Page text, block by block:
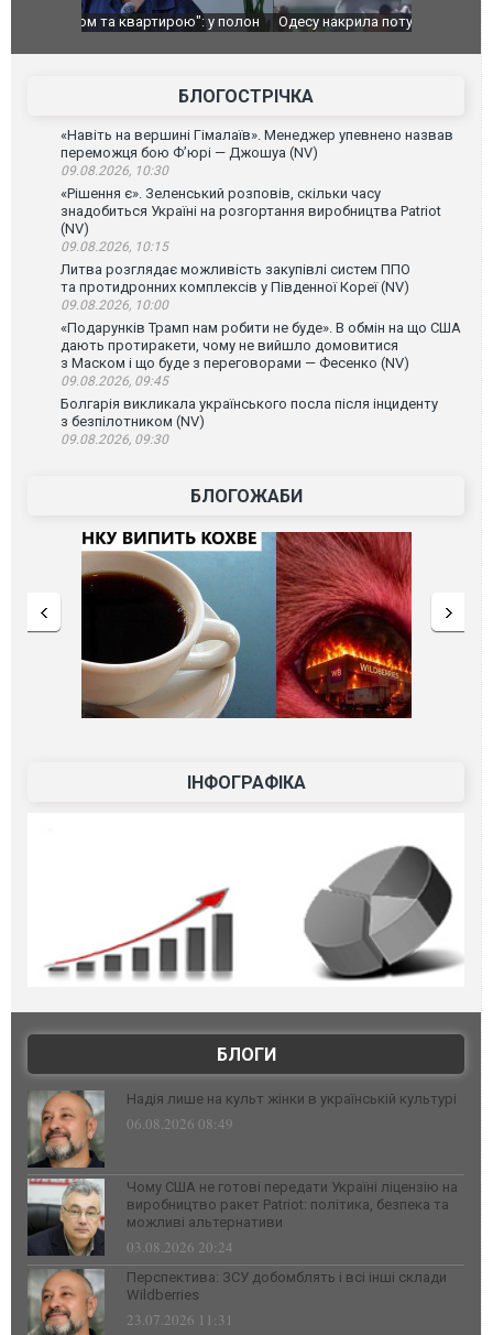
Одесу накрила потужна злива з градом та
Вже
БЛОГОСТРІЧКА
«Навіть на вершині Гімалаїв». Менеджер упевнено назвав
переможця бою Ф’юрі — Джошуа (NV)
09.08.2026, 10:30
«Рішення є». Зеленський розповів, скільки часу
знадобиться Україні на розгортання виробництва Patriot
(NV)
09.08.2026, 10:15
Литва розглядає можливість закупівлі систем ППО
та протидронних комплексів у Південної Кореї (NV)
09.08.2026, 10:00
«Подарунків Трамп нам робити не буде». В обмін на що США
дають протиракети, чому не вийшло домовитися
з Маском і що буде з переговорами — Фесенко (NV)
09.08.2026, 09:45
Болгарія викликала українського посла після інциденту
з безпілотником (NV)
09.08.2026, 09:30
БЛОГОЖАБИ
ІНФОГРАФІКА
БЛОГИ
Надія лише на культ жінки в українській культурі
06.08.2026 08:49
Чому США не готові передати Україні ліцензію на
виробництво ракет Patriot: політика, безпека та
можливі альтернативи
03.08.2026 20:24
Перспектива: ЗСУ добомблять і всі інші склади
Wildberries
23.07.2026 11:31